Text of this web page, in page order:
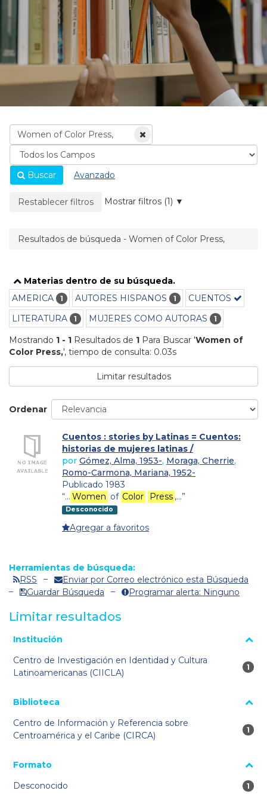
Buscar
Avanzado
La página se recargará cuando se elimine un filtro.
Restablecer filtros Mostrar filtros (1)
Resultados de búsqueda - Women of Color Press,
Materias dentro de su búsqueda.
AMERICA
1 AUTORES HISPANOS 1
CUENTOS
LITERATURA
1 MUJERES COMO AUTORAS 1
Mostrando 1 - 1 Resultados de 1 Para Buscar 'Women of
Color Press,', tiempo de consulta: 0.03s
Limitar resultados
Ordenar
Cuentos : stories by Latinas = Cuentos:
historias de mujeres latinas /
por Gómez, Alma, 1953-, Moraga, Cherrie,
Romo-Carmona, Mariana, 1952-
Publicado 1983
“… Women of Color Press ,…”
Desconocido
Agregar a favoritos
Herramientas de búsqueda:
RSS
Enviar por Correo electrónico esta Búsqueda
Guardar Búsqueda
Programar alerta: Ninguno
Limitar resultados
La página se volverá a cargar cuando se seleccione o excluya
Institución
Centro de Investigación en Identidad y Cultura
Latinoamericanas (CIICLA)
1
1
Biblioteca
Centro de Información y Referencia sobre
Centroamérica y el Caribe (CIRCA)
1
1
Formato
Desconocido
1
1